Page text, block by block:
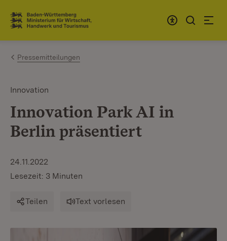
Zum Inhalt springen
Link zur Startseite
Pressemitteilungen
Innovation
Innovation Park AI in
Berlin präsentiert
24.11.2022
Lesezeit: 3 Minuten
Teilen Text vorlesen